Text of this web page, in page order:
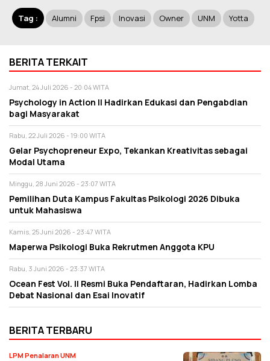
Tag : Alumni Fpsi Inovasi Owner UNM Yotta
BERITA TERKAIT
Jumat, 24 Juli 2026 - 20:04 WITA
Psychology in Action II Hadirkan Edukasi dan Pengabdian
bagi Masyarakat
Rabu, 22 Juli 2026 - 19:00 WITA
Gelar Psychopreneur Expo, Tekankan Kreativitas sebagai
Modal Utama
Minggu, 28 Juni 2026 - 23:07 WITA
Pemilihan Duta Kampus Fakultas Psikologi 2026 Dibuka
untuk Mahasiswa
Kamis, 25 Juni 2026 - 23:47 WITA
Maperwa Psikologi Buka Rekrutmen Anggota KPU
Rabu, 3 Juni 2026 - 23:37 WITA
Ocean Fest Vol. II Resmi Buka Pendaftaran, Hadirkan Lomba
Debat Nasional dan Esai Inovatif
BERITA TERBARU
LPM Penalaran UNM